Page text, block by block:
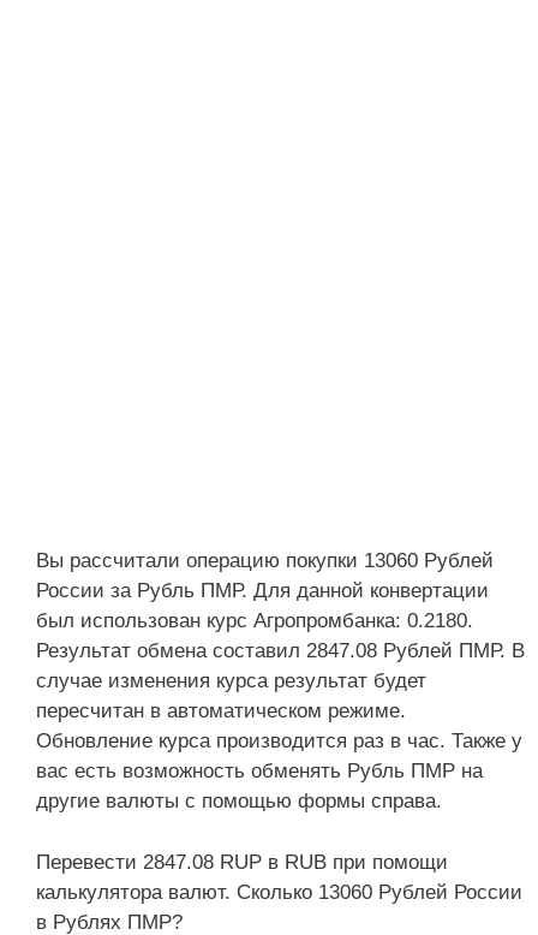
Вы рассчитали операцию покупки 13060 Рублей
России за Рубль ПМР. Для данной конвертации
был использован курс Агропромбанка: 0.2180.
Результат обмена составил 2847.08 Рублей ПМР. В
случае изменения курса результат будет
пересчитан в автоматическом режиме.
Обновление курса производится раз в час. Также у
вас есть возможность обменять Рубль ПМР на
другие валюты с помощью формы справа.
Перевести 2847.08 RUP в RUB при помощи
калькулятора валют. Сколько 13060 Рублей России
в Рублях ПМР?